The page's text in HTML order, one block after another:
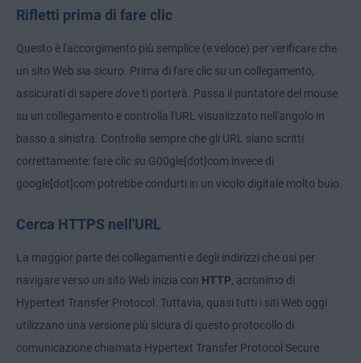
Rifletti prima di fare clic
Questo è l'accorgimento più semplice (e veloce) per verificare che
un sito Web sia sicuro. Prima di fare clic su un collegamento,
assicurati di sapere doveti porterà. Passa il puntatore del mouse
su un collegamento e controlla l'URL visualizzato nell'angolo in
basso a sinistra. Controlla sempre che gli URL siano scritti
correttamente: fare clic su G00gle[dot]com invece di
google[dot]com potrebbe condurti in un vicolo digitale molto buio.
Cerca HTTPS nell'URL
La maggior parte dei collegamenti e degli indirizzi che usi per
navigare verso un sito Web inizia con HTTP, acronimo di
Hypertext Transfer Protocol. Tuttavia, quasi tutti i siti Web oggi
utilizzano una versione più sicura di questo protocollo di
comunicazione chiamata Hypertext Transfer Protocol Secure